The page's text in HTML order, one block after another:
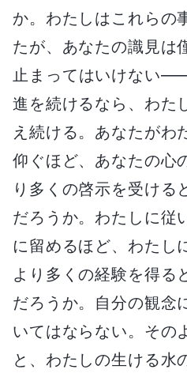
か。わたしはこれらの
たが、あなたの識見は
止まってはいけない
進を続けるなら、わた
え続ける。あなたがわ
仰ぐほど、あなたの心
り多くの啓示を受ける
だろうか。わたしに従
に留めるほど、わたし
より多くの経験を得る
だろうか。自分の観念
いてはならない。その
と、わたしの生ける水